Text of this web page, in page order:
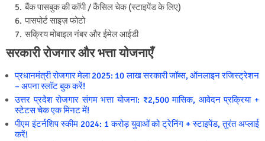
बैंक पासबुक की कॉपी / कैंसिल चेक (स्टाइपेंड के लिए)
पासपोर्ट साइज़ फोटो
सक्रिय मोबाइल नंबर और ईमेल आईडी
सरकारी रोजगार और भत्ता योजनाएँ
प्रधानमंत्री रोजगार मेला 2025: 10 लाख सरकारी जॉब्स, ऑनलाइन रजिस्ट्रेशन
– अपना स्लॉट बुक करें!
उत्तर प्रदेश रोजगार संगम भत्ता योजना: ₹2,500 मासिक, आवेदन प्रक्रिया +
स्टेटस चेक एक मिनट में!
पीएम इंटर्नशिप स्कीम 2024: 1 करोड़ युवाओं को ट्रेनिंग + स्टाइपेंड, तुरंत अप्लाई
करें!